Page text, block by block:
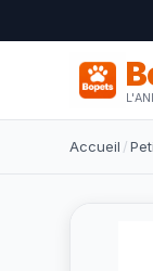
Accueil /